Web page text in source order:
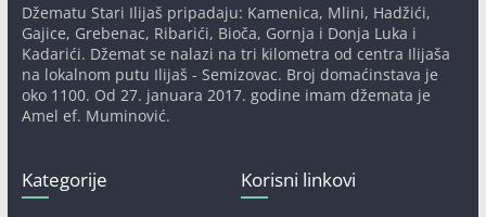
Džematu Stari Ilijaš pripadaju: Kamenica, Mlini, Hadžići,
Gajice, Grebenac, Ribarići, Bioča, Gornja i Donja Luka i
Kadarići. Džemat se nalazi na tri kilometra od centra Ilijaša
na lokalnom putu Ilijaš - Semizovac. Broj domaćinstava je
oko 1100. Od 27. januara 2017. godine imam džemata je
Amel ef. Muminović.
Kategorije Korisni linkovi